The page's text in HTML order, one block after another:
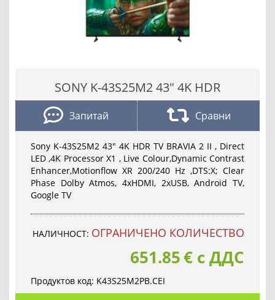
SONY K-43S25M2 43" 4K HDR
Запитай Сравни
Sony K-43S25M2 43" 4K HDR TV BRAVIA 2 II , Direct
LED ,4K Processor X1 , Live Colour,Dynamic Contrast
Enhancer,Motionflow XR 200/240 Hz ,DTS:X; Clear
Phase Dolby Atmos, 4xHDMI, 2xUSB, Android TV,
Google TV
НАЛИЧНОСТ: OГРАНИЧЕНО КОЛИЧЕСТВО
651.85€ с ДДС
Продуктов код: K43S25M2PB.CEI